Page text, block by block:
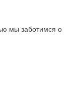
мы заботимся о